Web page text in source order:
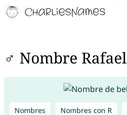
♂ Nombre Rafael
Nombres Nombres con R